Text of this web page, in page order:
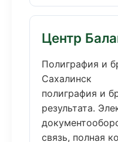
Центр
Полиграфия и
Сахалинск
полиграфия и
результата.
связь, полная